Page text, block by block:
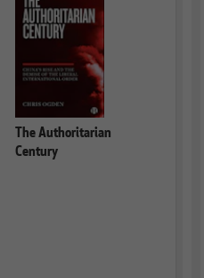
The Authoritarian
Century